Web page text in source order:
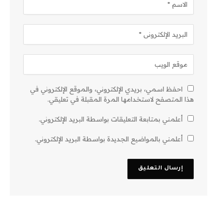
احفظ اسمي، بريدي الإلكتروني، والموقع الإلكتروني في
هذا المتصفح لاستخدامها المرة المقبلة في تعليقي.
أعلمني بمتابعة التعليقات بواسطة البريد الإلكتروني.
أعلمني بالمواضيع الجديدة بواسطة البريد الإلكتروني.